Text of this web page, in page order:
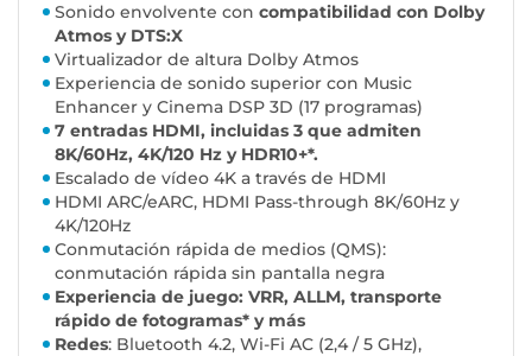
Sonido envolvente con compatibilidad con Dolby
Atmos y DTS:X
Virtualizador de altura Dolby Atmos
Experiencia de sonido superior con Music
Enhancer y Cinema DSP 3D (17 programas)
7 entradas HDMI, incluidas 3 que admiten
8K/60Hz, 4K/120 Hz y HDR10+*.
Escalado de vídeo 4K a través de HDMI
HDMI ARC/eARC, HDMI Pass-through 8K/60Hz y
4K/120Hz
Conmutación rápida de medios (QMS):
conmutación rápida sin pantalla negra
Experiencia de juego: VRR, ALLM, transporte
rápido de fotogramas* y más
Redes: Bluetooth 4.2, Wi-Fi AC (2,4 / 5 GHz),